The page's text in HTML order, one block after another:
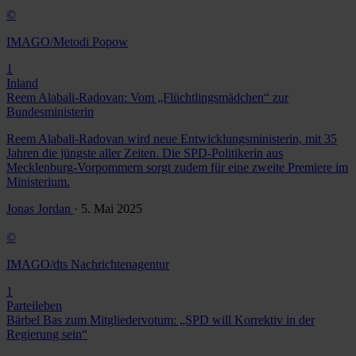
©
IMAGO/Metodi Popow
1
Inland
Reem Alabali-Radovan: Vom „Flüchtlingsmädchen“ zur
Bundesministerin
Reem Alabali-Radovan wird neue Entwicklungsministerin, mit 35
Jahren die jüngste aller Zeiten. Die SPD-Politikerin aus
Mecklenburg-Vorpommern sorgt zudem für eine zweite Premiere im
Ministerium.
Jonas Jordan · 5. Mai 2025
©
IMAGO/dts Nachrichtenagentur
1
Parteileben
Bärbel Bas zum Mitgliedervotum: „SPD will Korrektiv in der
Regierung sein“